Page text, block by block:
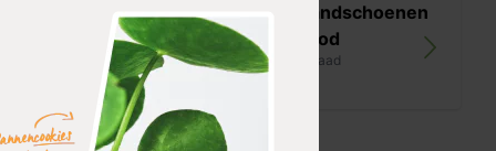
Werkhandschoenen
roze/rood
op voorraad